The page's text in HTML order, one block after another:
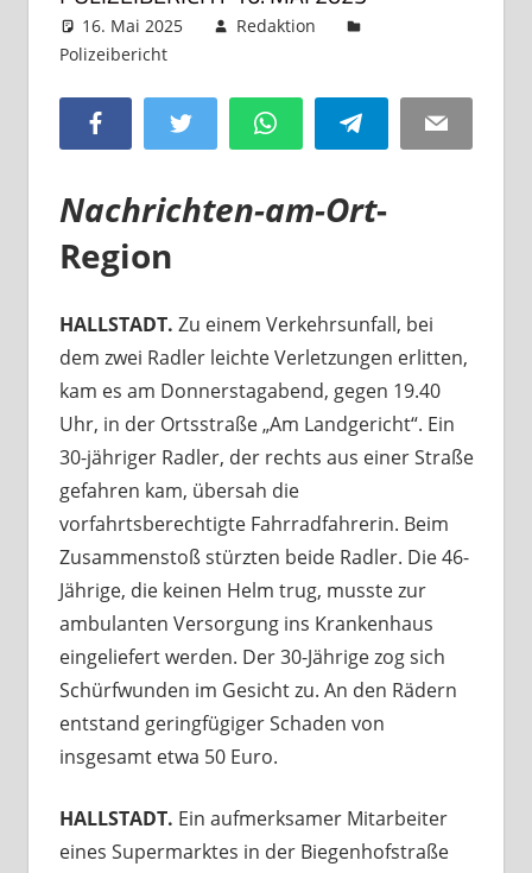
16. Mai 2025
Redaktion
Polizeibericht
Facebook Twitter WhatsAppTelegram Email
Nachrichten-am-Ort-
Region
HALLSTADT. Zu einem Verkehrsunfall, bei
dem zwei Radler leichte Verletzungen erlitten,
kam es am Donnerstagabend, gegen 19.40
Uhr, in der Ortsstraße „Am Landgericht“. Ein
30-jähriger Radler, der rechts aus einer Straße
gefahren kam, übersah die
vorfahrtsberechtigte Fahrradfahrerin. Beim
Zusammenstoß stürzten beide Radler. Die 46-
Jährige, die keinen Helm trug, musste zur
ambulanten Versorgung ins Krankenhaus
eingeliefert werden. Der 30-Jährige zog sich
Schürfwunden im Gesicht zu. An den Rädern
entstand geringfügiger Schaden von
insgesamt etwa 50 Euro.
HALLSTADT. Ein aufmerksamer Mitarbeiter
eines Supermarktes in der Biegenhofstraße